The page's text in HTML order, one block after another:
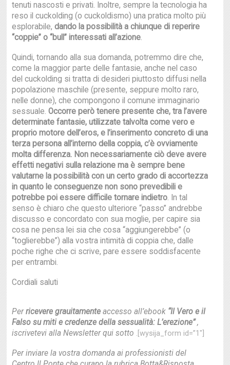
tenuti nascosti e privati. Inoltre, sempre la tecnologia ha
reso il cuckolding (o cuckoldismo) una pratica molto più
esplorabile,dando la possibilità a chiunque di reperire
“coppie” o “bull” interessati all’azione.
Quindi, tornando alla sua domanda, potremmo dire che,
come la maggior parte delle fantasie, anche nel caso
del cuckolding si tratta di desideri piuttosto diffusi nella
popolazione maschile (presente, seppure molto raro,
nelle donne), che compongono il comune immaginario
sessuale.Occorre però tenere presente che, tra l’avere
determinate fantasie, utilizzate talvolta come vero e
proprio motore dell’eros, e l’inserimento concreto di una
terza persona all’interno della coppia, c’è ovviamente
molta differenza. Non necessariamente ciò deve avere
effetti negativi sulla relazione ma è sempre bene
valutarne la possibilità con un certo grado di accortezza
in quanto le conseguenze non sono prevedibili e
potrebbe poi essere difficile tornare indietro. In tal
senso è chiaro che questo ulteriore “passo” andrebbe
discusso e concordato con sua moglie, per capire sia
cosa ne pensa lei sia che cosa “aggiungerebbe” (o
“toglierebbe”) alla vostra intimità di coppia che, dalle
poche righe che ci scrive, pare essere soddisfacente
per entrambi.
Cordiali saluti
Perricevere grauitamenteaccesso all’ebook “Il Vero e il
Falso su miti e credenze della sessualità: L’erezione”,
iscrivetevi alla Newsletter qui sotto .[wysija_form id=”1″]
Per inviare la vostra domanda ai professionisti del